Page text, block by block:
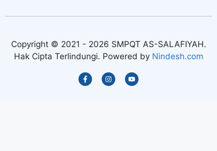
Copyright © 2021 - 2026 SMPQT AS-SALAFIYAH.
Hak Cipta Terlindungi. Powered by Nindesh.com